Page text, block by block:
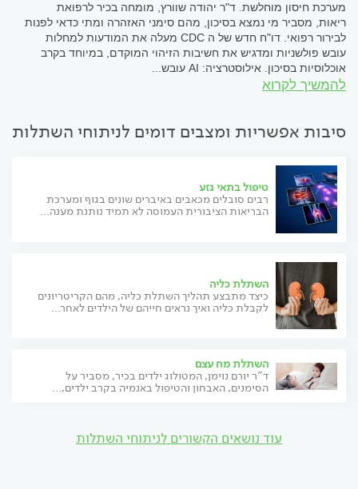
מערכת חיסון מוחלשת. ד"ר יהודה שוורץ, מומחה בכיר לרפואת
ריאות, מסביר מי נמצא בסיכון, מהם סימני האזהרה ומתי כדאי לפנות
לבירור רפואי. דו"ח חדש של ה CDC מעלה את המודעות למחלות
עובש פולשניות ומדגיש את חשיבות הזיהוי המוקדם, במיוחד בקרב
אוכלוסיות בסיכון. אילוסטרציה: AI עובש...
להמשיך לקרוא
סיבות אפשריות ומצבים דומים לניתוחי השתלות
טיפול בתאי גזע
רבים סובלים מכאבים באיברים שונים בגוף ומערכת
הבריאות הציבורית העמוסה לא תמיד נותנת מענה...
השתלת כליה
כיצד מתבצע תהליך השתלת כליה, מהם הקריטריונים
לקבלת כליה ואיך נראים חייהם של הילדים לאחר...
השתלת מח עצם
ד"ר יורם נוימן, המטולוג ילדים בכיר, מסביר על
הסימנים, האבחון והטיפול באנמיה בקרב ילדים,...
עוד נושאים הקשורים לניתוחי השתלות